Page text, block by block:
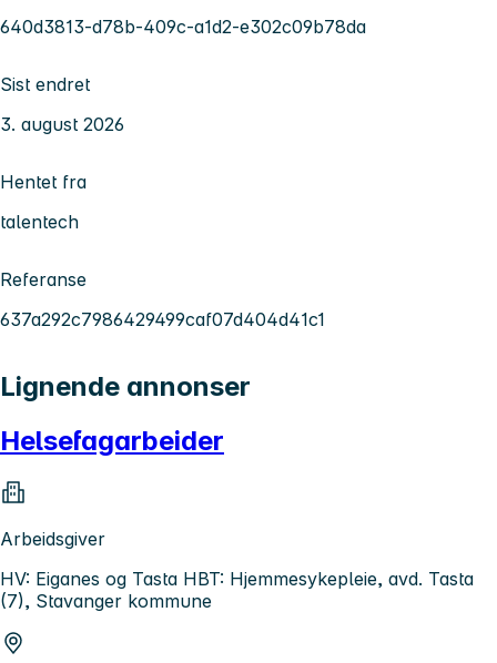
640d3813-d78b-409c-a1d2-e302c09b78da
Sist endret
3. august 2026
Hentet fra
talentech
Referanse
637a292c7986429499caf07d404d41c1
Lignende annonser
Helsefagarbeider
Arbeidsgiver
HV: Eiganes og Tasta HBT: Hjemmesykepleie, avd. Tasta
(7), Stavanger kommune